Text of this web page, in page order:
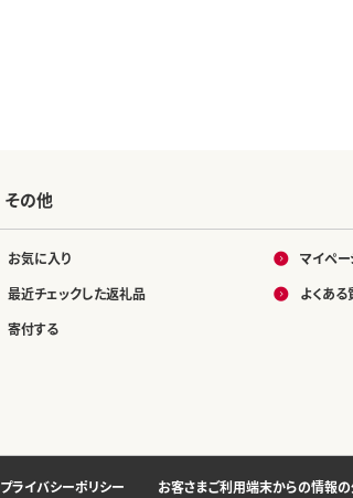
その他
お気に入り
最近チェックした返礼品
寄付する
マイペ
よくある
プライバシーポリシー お客さまご利用端末からの情報